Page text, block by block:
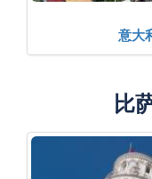
意大
比